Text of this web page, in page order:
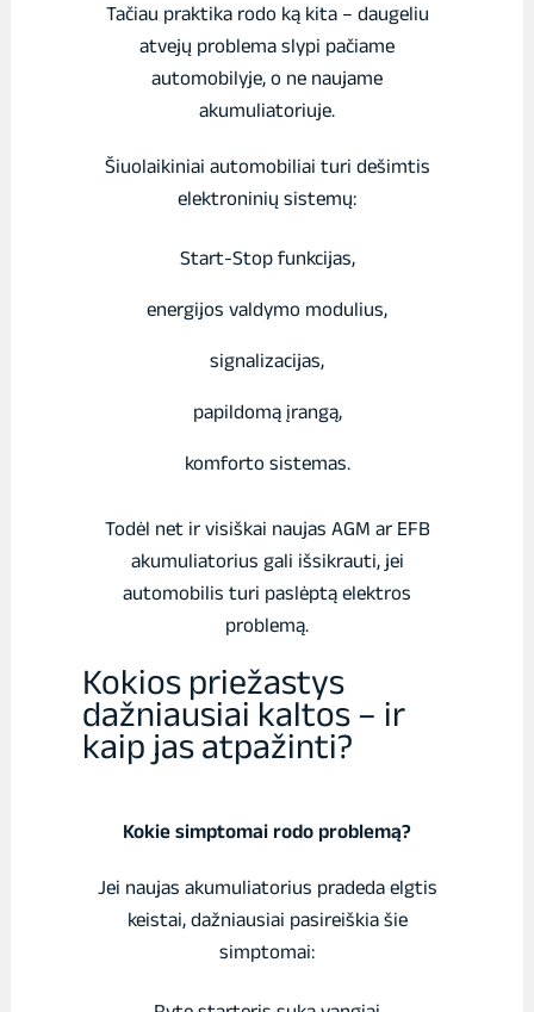
Tačiau praktika rodo ką kita – daugeliu
atvejų problema slypi pačiame
automobilyje, o ne naujame
akumuliatoriuje.
Šiuolaikiniai automobiliai turi dešimtis
elektroninių sistemų:
Start-Stop funkcijas,
energijos valdymo modulius,
signalizacijas,
papildomą įrangą,
komforto sistemas.
Todėl net ir visiškai naujas AGM ar EFB
akumuliatorius gali išsikrauti, jei
automobilis turi paslėptą elektros
problemą.
Kokios priežastys
dažniausiai kaltos – ir
kaip jas atpažinti?
Kokie simptomai rodo problemą?
Jei naujas akumuliatorius pradeda elgtis
keistai, dažniausiai pasireiškia šie
simptomai: